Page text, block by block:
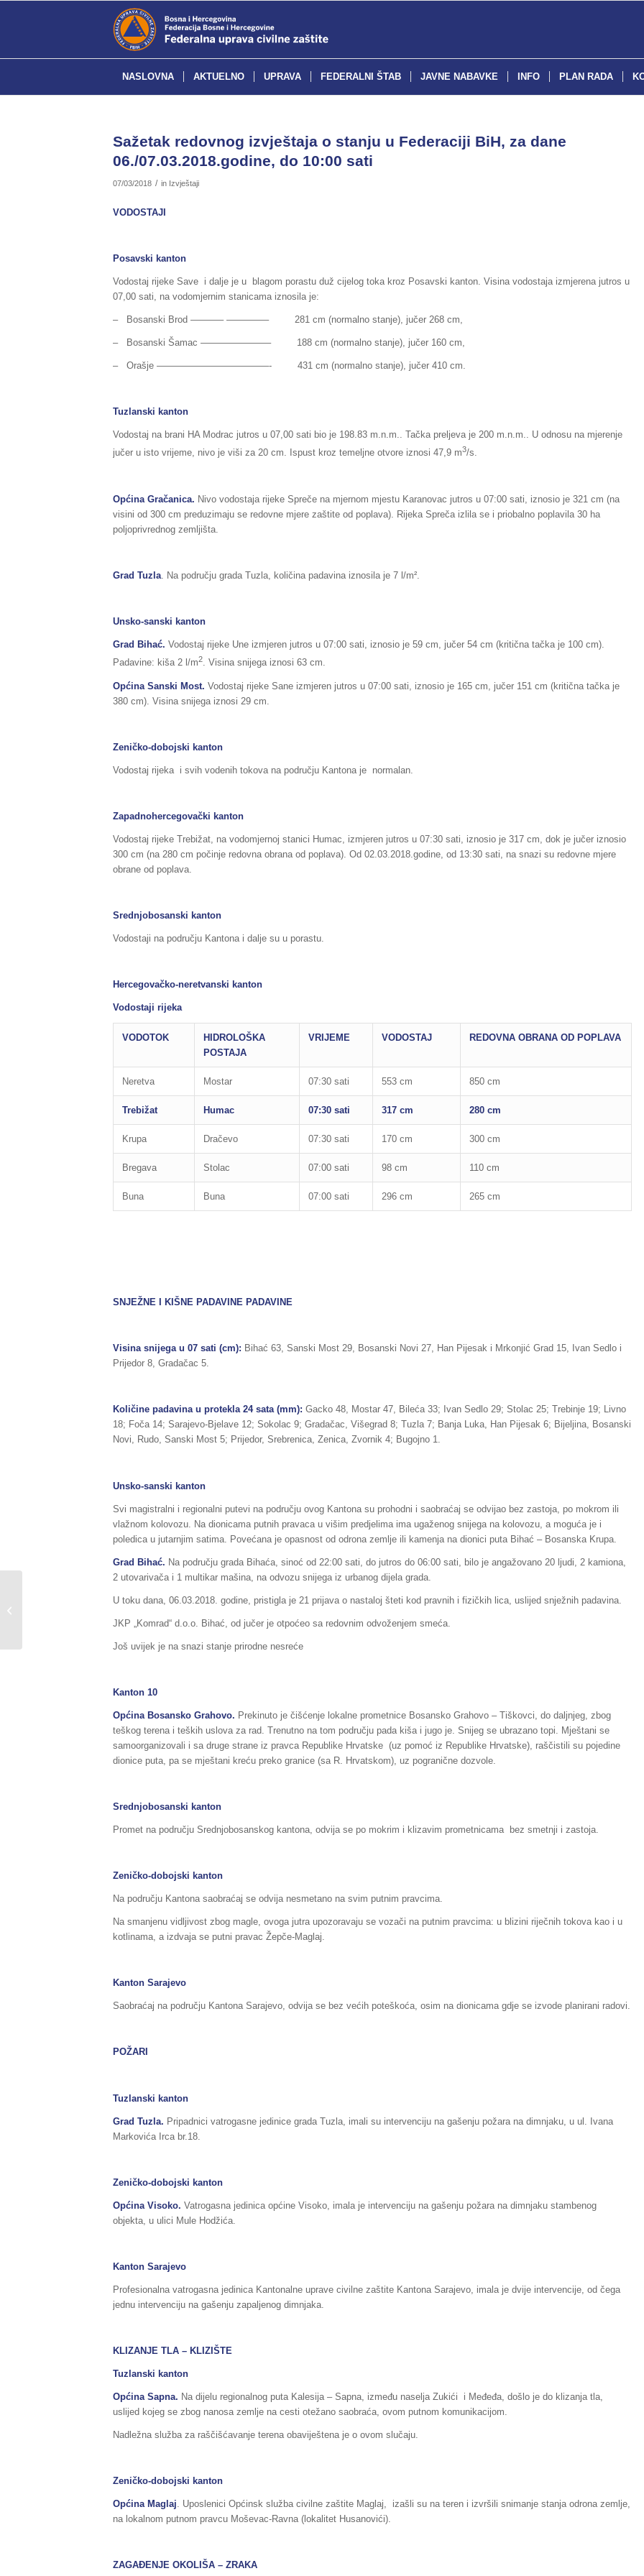
NASLOVNA AKTUELNO UPRAVA FEDERALNI ŠTAB JAVNE NABAVKE INFO PLAN RADA
Sažetak redovnog izvještaja o stanju u Federaciji BiH, za dane
06./07.03.2018.godine, do 10:00 sati
07/03/2018 / in Izvještaji
VODOSTAJI
Posavski kanton
Vodostaj rijeke Save i dalje je u blagom porastu duž cijelog toka kroz Posavski kanton. Visina vodostaja izmjerena jutros u
07,00 sati, na vodomjernim stanicama iznosila je:
– Bosanski Brod ———– ————– 281 cm (normalno stanje), jučer 268 cm,
– Bosanski Šamac ———————– 188 cm (normalno stanje), jučer 160 cm,
– Orašje ————————————- 431 cm (normalno stanje), jučer 410 cm.
Tuzlanski kanton
Vodostaj na brani HA Modrac jutros u 07,00 sati bio je 198.83 m.n.m.. Tačka preljeva je 200 m.n.m.. U odnosu na mjerenje
jučer u isto vrijeme, nivo je viši za 20 cm. Ispust kroz temeljne otvore iznosi 47,9 m3/s.
Općina Gračanica. Nivo vodostaja rijeke Spreče na mjernom mjestu Karanovac jutros u 07:00 sati, iznosio je 321 cm (na
visini od 300 cm preduzimaju se redovne mjere zaštite od poplava). Rijeka Spreča izlila se i priobalno poplavila 30 ha
poljoprivrednog zemljišta.
Grad Tuzla . Na području grada Tuzla, količina padavina iznosila je 7 l/m².
Unsko-sanski kanton
Grad Bihać. Vodostaj rijeke Une izmjeren jutros u 07:00 sati, iznosio je 59 cm, jučer 54 cm (kritična tačka je 100 cm).
Padavine: kiša 2 l/m2. Visina snijega iznosi 63 cm.
Općina Sanski Most. Vodostaj rijeke Sane izmjeren jutros u 07:00 sati, iznosio je 165 cm, jučer 151 cm (kritična tačka je
380 cm). Visina snijega iznosi 29 cm.
Zeničko-dobojski kanton
Vodostaj rijeka i svih vodenih tokova na području Kantona je normalan.
Zapadnohercegovački kanton
Vodostaj rijeke Trebižat, na vodomjernoj stanici Humac, izmjeren jutros u 07:30 sati, iznosio je 317 cm, dok je jučer iznosio
300 cm (na 280 cm počinje redovna obrana od poplava). Od 02.03.2018.godine, od 13:30 sati, na snazi su redovne mjere
obrane od poplava.
Srednjobosanski kanton
Vodostaji na području Kantona i dalje su u porastu.
Hercegovačko-neretvanski kanton
Vodostaji rijeka
VODOTOK
HIDROLOŠKA
POSTAJA
VRIJEME VODOSTAJ REDOVNA OBRANA OD POPLAVA
Neretva Mostar 07:30 sati 553 cm 850 cm
Trebižat Humac 07:30 sati 317 cm 280 cm
Krupa Dračevo 07:30 sati 170 cm 300 cm
Bregava Stolac 07:00 sati 98 cm 110 cm
Buna Buna 07:00 sati 296 cm 265 cm
SNJEŽNE I KIŠNE PADAVINE PADAVINE
Visina snijega u 07 sati (cm): Bihać 63, Sanski Most 29, Bosanski Novi 27, Han Pijesak i Mrkonjić Grad 15, Ivan Sedlo i
Prijedor 8, Gradačac 5.
Količine padavina u protekla 24 sata (mm): Gacko 48, Mostar 47, Bileća 33; Ivan Sedlo 29; Stolac 25; Trebinje 19; Livno
18; Foča 14; Sarajevo-Bjelave 12; Sokolac 9; Gradačac, Višegrad 8; Tuzla 7; Banja Luka, Han Pijesak 6; Bijeljina, Bosanski
Novi, Rudo, Sanski Most 5; Prijedor, Srebrenica, Zenica, Zvornik 4; Bugojno 1.
Unsko-sanski kanton
Svi magistralni i regionalni putevi na području ovog Kantona su prohodni i saobraćaj se odvijao bez zastoja, po mokrom ili
vlažnom kolovozu. Na dionicama putnih pravaca u višim predjelima ima ugaženog snijega na kolovozu, a moguća je i
poledica u jutarnjim satima. Povećana je opasnost od odrona zemlje ili kamenja na dionici puta Bihać – Bosanska Krupa.
Grad Bihać. Na području grada Bihaća, sinoć od 22:00 sati, do jutros do 06:00 sati, bilo je angažovano 20 ljudi, 2 kamiona,
2 utovarivača i 1 multikar mašina, na odvozu snijega iz urbanog dijela grada.
U toku dana, 06.03.2018. godine, pristigla je 21 prijava o nastaloj šteti kod pravnih i fizičkih lica, uslijed snježnih padavina.
JKP „Komrad“ d.o.o. Bihać, od jučer je otpoćeo sa redovnim odvoženjem smeća.
Još uvijek je na snazi stanje prirodne nesreće
Kanton 10
Općina Bosansko Grahovo. Prekinuto je čišćenje lokalne prometnice Bosansko Grahovo – Tiškovci, do daljnjeg, zbog
teškog terena i teških uslova za rad. Trenutno na tom području pada kiša i jugo je. Snijeg se ubrazano topi. Mještani se
samoorganizovali i sa druge strane iz pravca Republike Hrvatske (uz pomoć iz Republike Hrvatske), raščistili su pojedine
dionice puta, pa se mještani kreću preko granice (sa R. Hrvatskom), uz pogranične dozvole.
Srednjobosanski kanton
Promet na području Srednjobosanskog kantona, odvija se po mokrim i klizavim prometnicama bez smetnji i zastoja.
Zeničko-dobojski kanton
Na području Kantona saobraćaj se odvija nesmetano na svim putnim pravcima.
Na smanjenu vidljivost zbog magle, ovoga jutra upozoravaju se vozači na putnim pravcima: u blizini riječnih tokova kao i u
kotlinama, a izdvaja se putni pravac Žepče-Maglaj.
Kanton Sarajevo
Saobraćaj na području Kantona Sarajevo, odvija se bez većih poteškoća, osim na dionicama gdje se izvode planirani radovi.
POŽARI
Tuzlanski kanton
Grad Tuzla. Pripadnici vatrogasne jedinice grada Tuzla, imali su intervenciju na gašenju požara na dimnjaku, u ul. Ivana
Markovića Irca br.18.
Zeničko-dobojski kanton
Općina Visoko. Vatrogasna jedinica općine Visoko, imala je intervenciju na gašenju požara na dimnjaku stambenog
objekta, u ulici Mule Hodžića.
Kanton Sarajevo
Profesionalna vatrogasna jedinica Kantonalne uprave civilne zaštite Kantona Sarajevo, imala je dvije intervencije, od čega
jednu intervenciju na gašenju zapaljenog dimnjaka.
KLIZANJE TLA – KLIZIŠTE
Tuzlanski kanton
Općina Sapna. Na dijelu regionalnog puta Kalesija – Sapna, između naselja Zukići i Međeđa, došlo je do klizanja tla,
uslijed kojeg se zbog nanosa zemlje na cesti otežano saobraća, ovom putnom komunikacijom.
Nadležna služba za raščišćavanje terena obaviještena je o ovom slučaju.
Zeničko-dobojski kanton
Općina Maglaj. Uposlenici Općinsk služba civilne zaštite Maglaj, izašli su na teren i izvršili snimanje stanja odrona zemlje,
na lokalnom putnom pravcu Moševac-Ravna (lokalitet Husanovići).
ZAGAĐENJE OKOLIŠA – ZRAKA
Sažetak redovnog izvještaja o stanju
05./06.03.2018.godine,...